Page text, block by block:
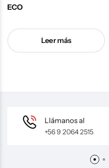
ECO
Leer más
Llámanos al
+56 9 2064 2515